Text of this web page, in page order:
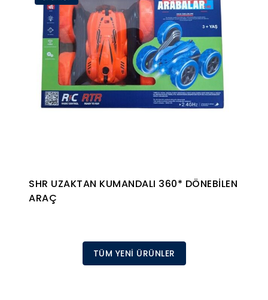
SHR UZAKTAN KUMANDALI 360* DÖNEBİLEN
ARAÇ
TÜM YENİ ÜRÜNLER